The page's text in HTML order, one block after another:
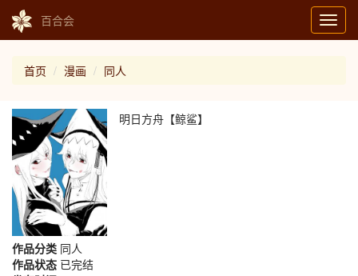
百合会
首页 漫画 同人
明日方舟【鲸鲨】
作品分类 同人
作品状态 已完结